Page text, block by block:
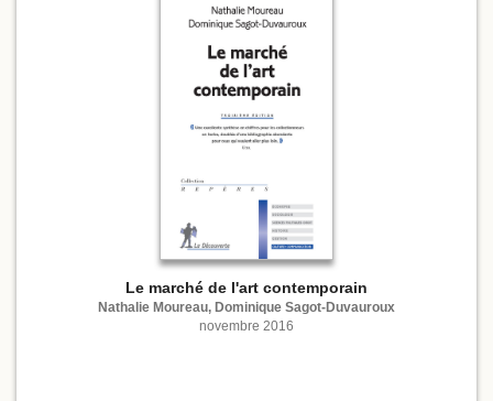
Le marché de l'art contemporain
Nathalie Moureau, Dominique Sagot-Duvauroux
novembre 2016